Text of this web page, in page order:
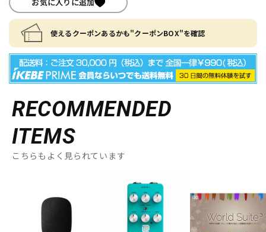
使えるクーポンあるかも"クーポンBOX"を確認
RECOMMENDED
ITEMS
こちらもよく見られています